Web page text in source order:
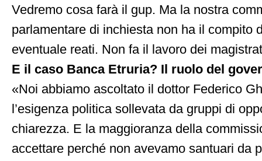
Vedremo cosa farà il gup. Ma la nostra
parlamentare di inchiesta non ha il compito
eventuale reati. Non fa il lavoro dei
E il caso Banca Etruria? Il ruolo del
«Noi abbiamo ascoltato il dottor Federico
l’esigenza politica sollevata da gruppi di
chiarezza. E la maggioranza della
accettare perché non avevamo santuari da